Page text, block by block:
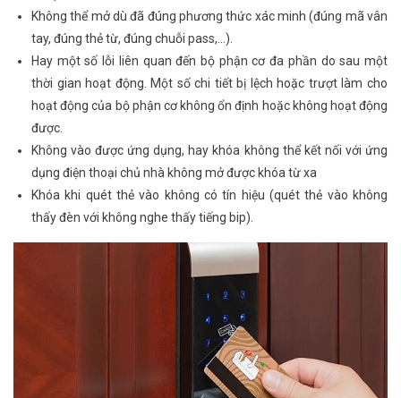
Không thể mở dù đã đúng phương thức xác minh (đúng mã vân
tay, đúng thẻ từ, đúng chuỗi pass,…).
Hay một số lỗi liên quan đến bộ phận cơ đa phần do sau một
thời gian hoạt động. Một số chi tiết bị lệch hoặc trượt làm cho
hoạt động của bộ phận cơ không ổn định hoặc không hoạt động
được.
Không vào được ứng dụng, hay khóa không thể kết nối với ứng
dụng điện thoại chủ nhà không mở được khóa từ xa
Khóa khi quét thẻ vào không có tín hiệu (quét thẻ vào không
thấy đèn với không nghe thấy tiếng bip).